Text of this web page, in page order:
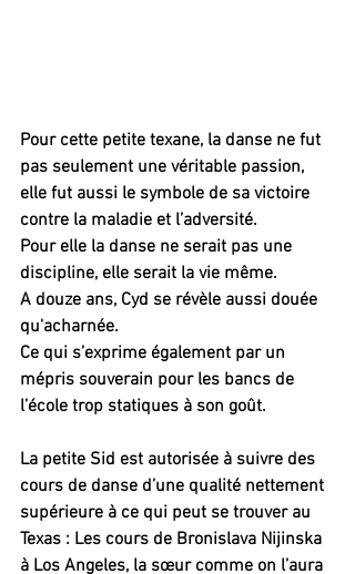
Pour cette petite texane, la danse ne fut
pas seulement une véritable passion,
elle fut aussi le symbole de sa victoire
contre la maladie et l’adversité.
Pour elle la danse ne serait pas une
discipline, elle serait la vie même.
A douze ans, Cyd se révèle aussi douée
qu'acharnée.
Ce qui s’exprime également par un
mépris souverain pour les bancs de
l’école trop statiques à son goût.
La petite Sid est autorisée à suivre des
cours de danse d’une qualité nettement
supérieure à ce qui peut se trouver au
Texas : Les cours de Bronislava Nijinska
à Los Angeles, la sœur comme on l’aura